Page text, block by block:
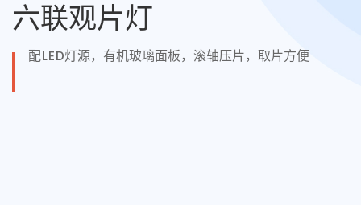
六联观片灯
配LED灯源，有机玻璃面板，滚轴压片，取片方便